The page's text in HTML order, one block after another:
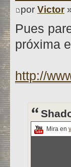
por Victor
Pues
próxima
http://
Mira en